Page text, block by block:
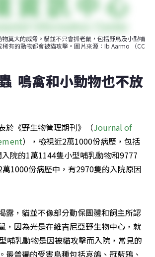
莫大的威脅。貓並不只會抓老鼠，包括野鳥及小型哺
有的動物都會被貓攻擊。圖片來源：Ib Aarmo （CC
鳴禽和小動物也不放
於《野生物管理期刊》（Journal of
），檢視近2萬1000份病歷，包括
院的1萬1144隻小型哺乳動物和9777
1000份病歷中，有2970隻的入院原因
露，貓並不像部分動保團體和飼主所認
，因為光是在維吉尼亞野生物中心，就
哺乳動物是因被貓攻擊而入院，常見的
最普遍的受害鳥種包括哀鴿、冠藍鴉、